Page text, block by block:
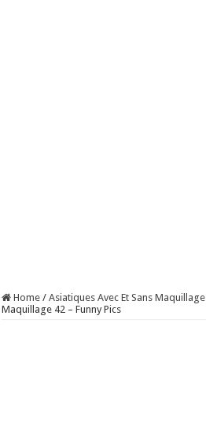
Home / Asiatiques Avec Et Sans Maquillage
Maquillage 42 – Funny Pics